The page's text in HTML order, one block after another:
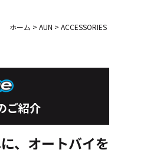
ホーム > AUN > ACCESSORIES
ご紹介
、オートバイを